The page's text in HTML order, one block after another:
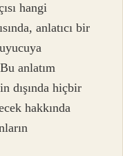
hangi
anlatıcı bir
anlatım
dışında hiçbir
hakkında